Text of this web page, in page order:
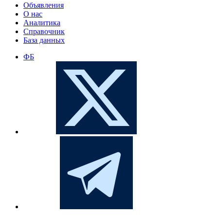
Объявления
О нас
Аналитика
Справочник
База данных
ФБ